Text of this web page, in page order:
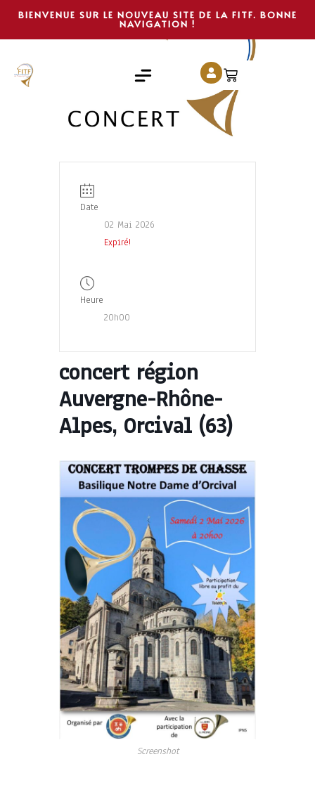
BIENVENUE SUR LE NOUVEAU SITE DE LA FITF. BONNE
NAVIGATION !
Date
02 Mai 2026
Expiré!
Heure
20h00
concert région
Auvergne-Rhône-
Alpes, Orcival (63)
Screenshot